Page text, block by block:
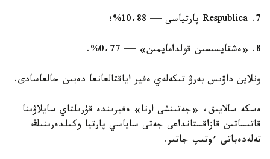
7. Respublica پارتياسى — 10،88%؛
8. «ەشقايسىسىن قولدامايمىن» — 0،77%.
ونلاين داۋىس بەرۋ تىكەلەي ەفير اياقتالعانعا دەيىن جالعاسادى.
ەسكە سالايىق، «جەتىنشى ارنا» ەفيرىندە قۇرىلتاي سايلاۋىنا
قاتىساتىن قازاقستانداعى جەتى ساياسي پارتيا وكىلدەرىنىڭ
تەلەدەباتى ءوتىپ جاتىر.